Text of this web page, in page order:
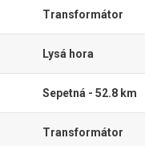
Transformátor
Lysá hora
Sepetná - 52.8 km
Transformátor